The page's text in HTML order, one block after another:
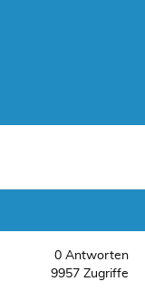
0Antworten
9957Zugriffe